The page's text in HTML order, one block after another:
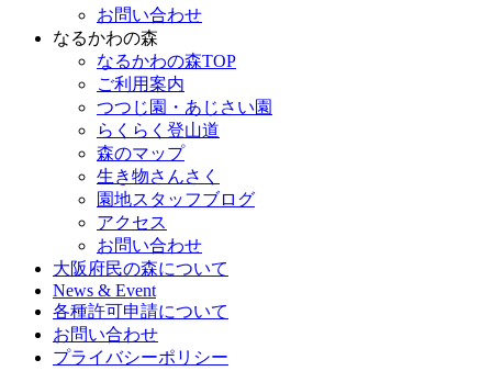
お問い合わせ
なるかわの森
なるかわの森TOP
ご利用案内
つつじ園・あじさい園
らくらく登山道
森のマップ
生き物さんさく
園地スタッフブログ
アクセス
お問い合わせ
大阪府民の森について
News & Event
各種許可申請について
お問い合わせ
プライバシーポリシー